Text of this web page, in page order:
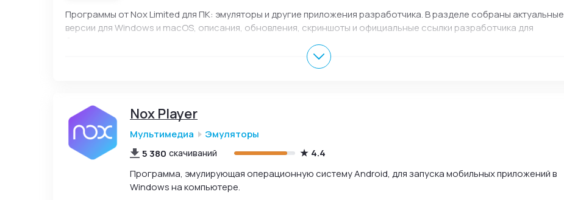
Программы от Nox Limited для ПК: эмуляторы и другие приложения разработчика. В разделе собраны актуальные
версии для Windows и macOS, описания, обновления, скриншоты и официальные ссылки разработчика для
Nox Player
Мультимедиа
Эмуляторы
5 380 скачиваний
4.4
Программа, эмулирующая операционную систему Android, для запуска мобильных приложений в
Windows на компьютере.